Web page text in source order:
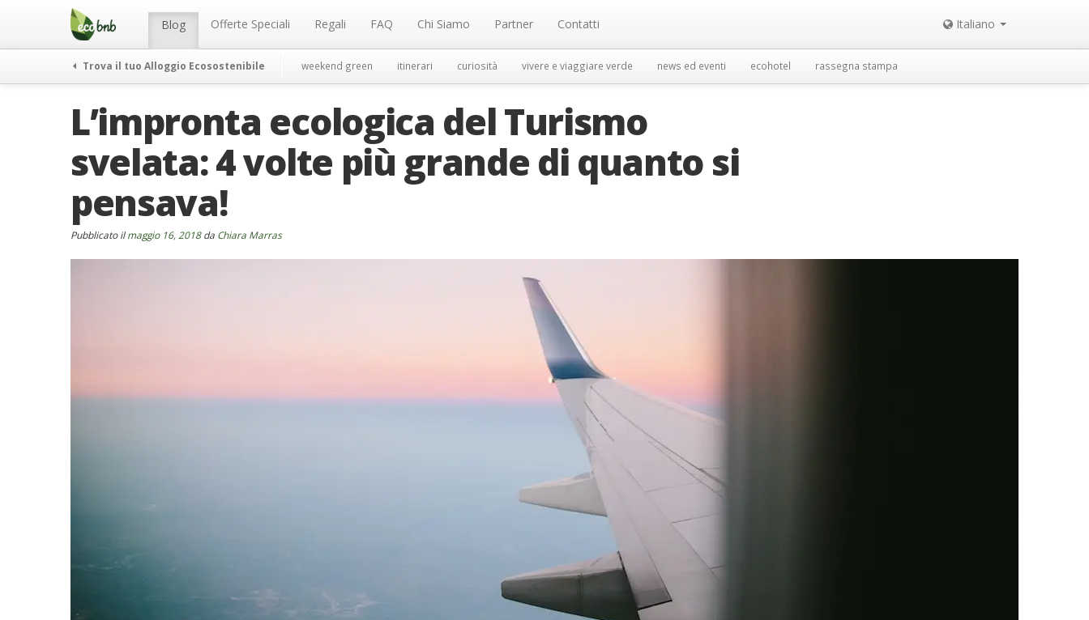
Menu Blog Offerte Speciali Regali FAQ Chi Siamo Partner Contatti Italiano
Trova il tuo Alloggio Ecosostenibile weekend green itinerari curiosità vivere e viaggiare verde news ed eventi ecohotel rassegna stampa
L’impronta ecologica del Turismo
svelata: 4 volte più grande di quanto si
pensava!
Pubblicato ilmaggio 16, 2018da Chiara Marras